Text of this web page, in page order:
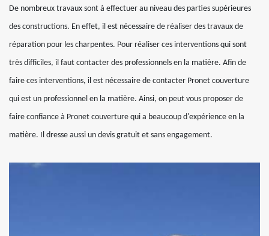
De nombreux travaux sont à effectuer au niveau des parties supérieures
des constructions. En effet, il est nécessaire de réaliser des travaux de
réparation pour les charpentes. Pour réaliser ces interventions qui sont
très difficiles, il faut contacter des professionnels en la matière. Afin de
faire ces interventions, il est nécessaire de contacter Pronet couverture
qui est un professionnel en la matière. Ainsi, on peut vous proposer de
faire confiance à Pronet couverture qui a beaucoup d'expérience en la
matière. Il dresse aussi un devis gratuit et sans engagement.